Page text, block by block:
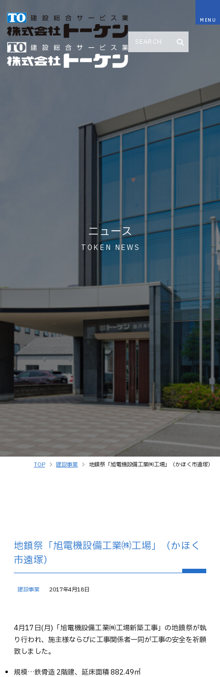
ニュース
TOKEN NEWS
TOP 建設事業 地鎮祭「旭電機設備工業㈱工場」（かほく市遠塚）
地鎮祭「旭電機設備工業㈱工場」（かほく
市遠塚）
建設事業 2017年4月18日
4月17日(月)「旭電機設備工業㈱工場新築工事」の地鎮祭が執
り行われ、施主様ならびに工事関係者一同が工事の安全を祈願
致しました。
規模…鉄骨造 2階建、延床面積 882.49㎡